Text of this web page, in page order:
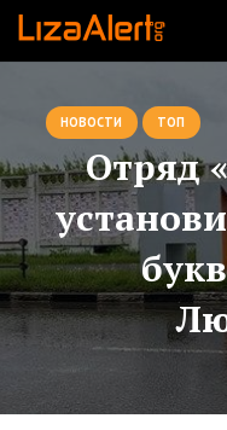
НОВОСТИ ТОП
Отряд